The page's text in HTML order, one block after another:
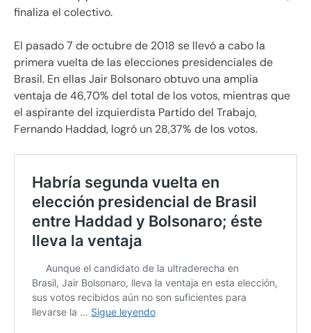
finaliza el colectivo.
El pasado 7 de octubre de 2018 se llevó a cabo la
primera vuelta de las elecciones presidenciales de
Brasil. En ellas Jair Bolsonaro obtuvo una amplia
ventaja de 46,70% del total de los votos, mientras que
el aspirante del izquierdista Partido del Trabajo,
Fernando Haddad, logró un 28,37% de los votos.